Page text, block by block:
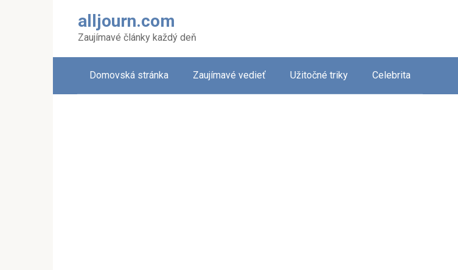
alljourn.com
Zaujímavé články každý deň
Domovská stránka Zaujímavé vedieť Užitočné triky Celebrita